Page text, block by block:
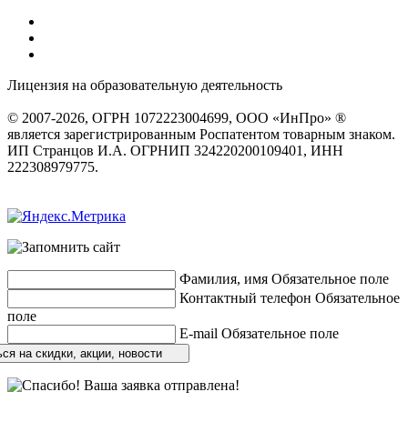
Лицензия на образовательную деятельность
© 2007-2026, ОГРН 1072223004699, ООО «ИнПро» ®
является зарегистрированным Роспатентом товарным знаком.
ИП Странцов И.А. ОГРНИП 324220200109401, ИНН
222308979775.
Фамилия, имя Обязательное поле
Контактный телефон Обязательное
поле
E-mail Обязательное поле
на скидки, акции, новости